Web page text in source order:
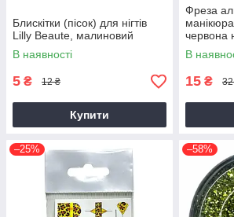
Блискітки (пісок) для нігтів
Lilly Beaute, малиновий
В наявності
5 ₴ 12 ₴
Купити
Фреза
червона
В
15 ₴
–25% –58%